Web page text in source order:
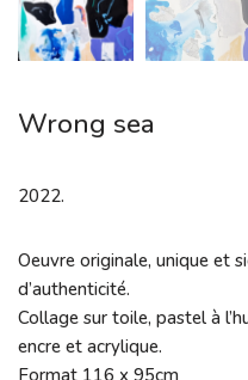
Wrong sea
2022.
Oeuvre originale, unique et
d’authenticité.
Collage sur toile, pastel à
encre et acrylique.